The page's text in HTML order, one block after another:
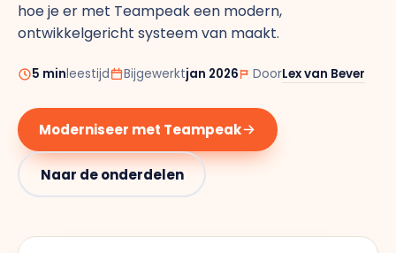
Talent Development
Interne Mobiliteit
HR Analytics NIEUW
Downloads
Brochure
Contact
hoe je er met Teampeak een modern,
ontwikkelgericht systeem van maakt.
5 minleestijd Bijgewerktjan 2026 DoorLex van Bever
Moderniseer met Teampeak
Naar de onderdelen